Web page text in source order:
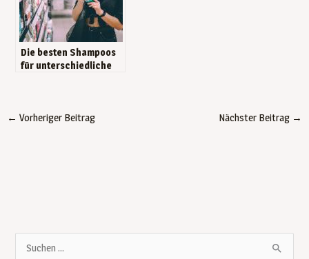
Die besten Shampoos
für unterschiedliche
← Vorheriger Beitrag Nächster Beitrag →